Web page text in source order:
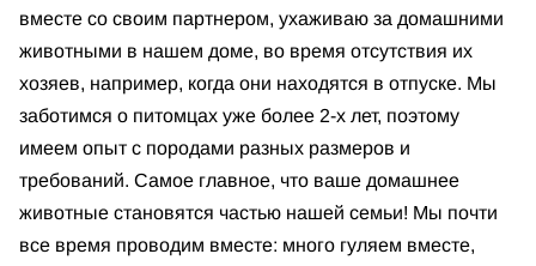
вместе со своим партнером, ухаживаю за домашними
животными в нашем доме, во время отсутствия их
хозяев, например, когда они находятся в отпуске. Мы
заботимся о питомцах уже более 2-х лет, поэтому
имеем опыт с породами разных размеров и
требований. Самое главное, что ваше домашнее
животные становятся частью нашей семьи! Мы почти
все время проводим вместе: много гуляем вместе,